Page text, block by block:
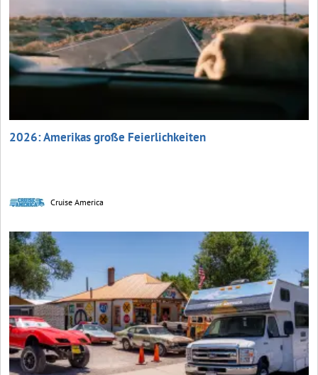
2026: Amerikas große Feierlichkeiten
Cruise America